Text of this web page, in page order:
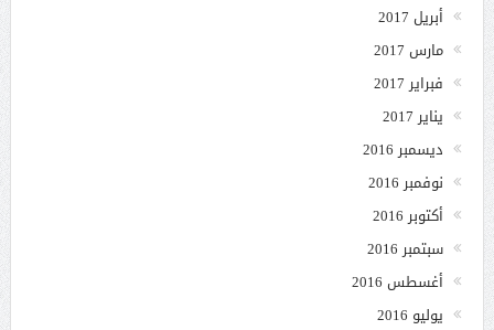
أبريل 2017
مارس 2017
فبراير 2017
يناير 2017
ديسمبر 2016
نوفمبر 2016
أكتوبر 2016
سبتمبر 2016
أغسطس 2016
يوليو 2016